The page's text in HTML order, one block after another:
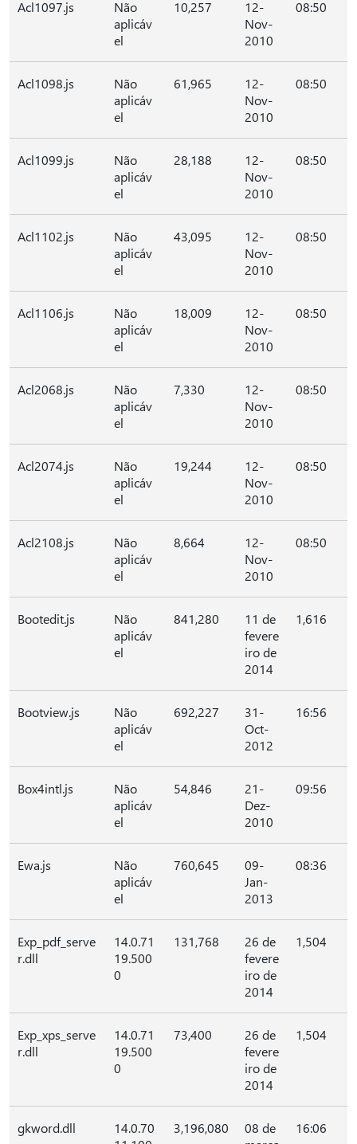
Acl1097.js
Não
aplicáv
el
10,257
12-
Nov-
2010
08:50
Acl1098.js
Não
aplicáv
el
61,965
12-
Nov-
2010
08:50
Acl1099.js
Não
aplicáv
el
28,188
12-
Nov-
2010
08:50
Acl1102.js
Não
aplicáv
el
43,095
12-
Nov-
2010
08:50
Acl1106.js
Não
aplicáv
el
18,009
12-
Nov-
2010
08:50
Acl2068.js
Não
aplicáv
el
7,330
12-
Nov-
2010
08:50
Acl2074.js
Não
aplicáv
el
19,244
12-
Nov-
2010
08:50
Acl2108.js
Não
aplicáv
el
8,664
12-
Nov-
2010
08:50
Bootedit.js
Não
aplicáv
el
841,280
11 de
fevere
iro de
2014
1,616
Bootview.js
Não
aplicáv
el
692,227
31-
Oct-
2012
16:56
Box4intl.js
Não
aplicáv
el
54,846
21-
Dez-
2010
09:56
Ewa.js
Não
aplicáv
el
760,645
09-
Jan-
2013
08:36
Exp_pdf_serve
r.dll
14.0.71
19.500
0
131,768
26 de
fevere
iro de
2014
1,504
Exp_xps_serve
r.dll
14.0.71
19.500
0
73,400
26 de
fevere
iro de
2014
1,504
gkword.dll
14.0.70
3,196,080
08 de
16:06